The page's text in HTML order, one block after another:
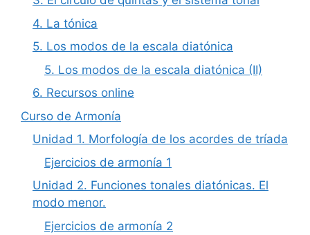
4. La tónica
5. Los modos de la escala diatónica
5. Los modos de la escala diatónica (II)
6. Recursos online
Curso de Armonía
Unidad 1. Morfología de los acordes de tríada
Ejercicios de armonía 1
Unidad 2. Funciones tonales diatónicas. El
modo menor.
Ejercicios de armonía 2